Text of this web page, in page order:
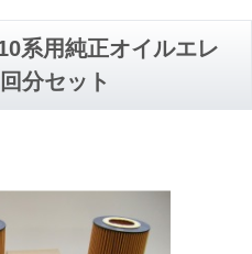
系用純正オイルエレ
分セット